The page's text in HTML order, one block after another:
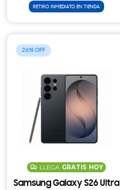
RETIRO INMEDIATO EN TIENDA
26
LLEGA GRATIS HOY
Samsung Galaxy S26 Ultra